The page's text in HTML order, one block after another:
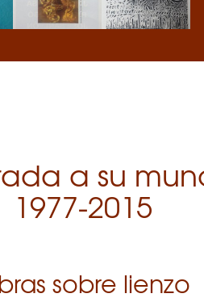
a su
1977-2015
sobre lienzo